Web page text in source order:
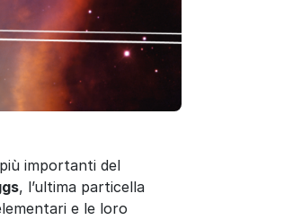
importanti del
, l’ultima particella
e le loro